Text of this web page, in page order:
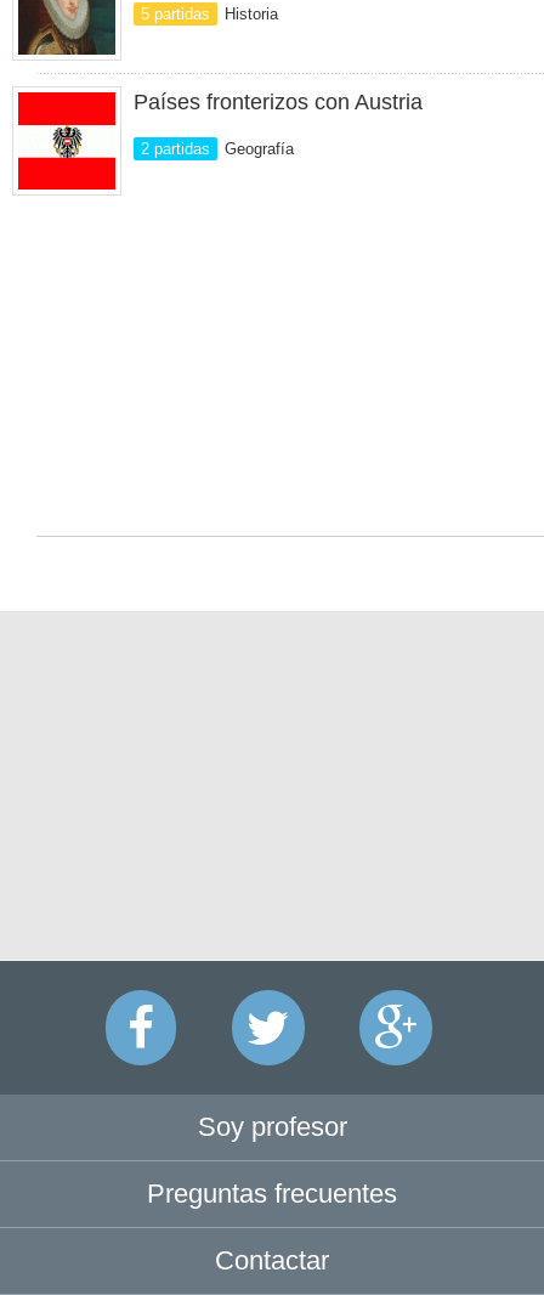
5 partidas Historia
Países fronterizos con Austria
2 partidas Geografía
Soy profesor
Preguntas frecuentes
Contactar